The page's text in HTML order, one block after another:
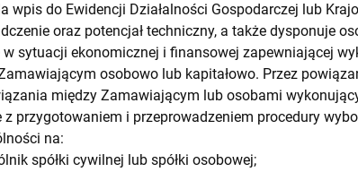
wpis do Ewidencji Działalności Gospodarczej lub
oraz potencjał techniczny, a także dysponuje
sytuacji ekonomicznej i finansowej zapewniającej
osobowo lub kapitałowo. Przez
między Zamawiającym lub osobami
przygotowaniem i przeprowadzeniem procedury
na:
spółki cywilnej lub spółki osobowej;